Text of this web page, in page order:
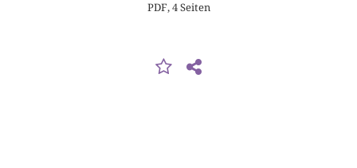
PDF, 4 Seiten